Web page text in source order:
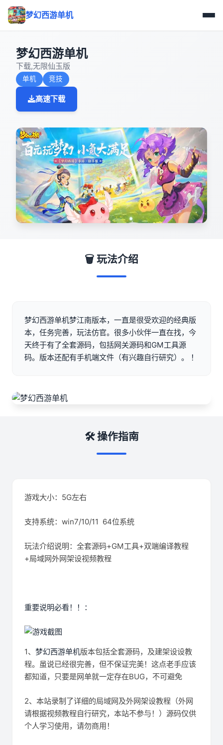
梦幻西游单机
梦幻西游单机
下载,无限仙玉版
单机 竞技
高速下载
🗑️ 玩法介绍
梦幻西游单机梦江南版本，一直是很受欢迎的经典版
本，任务完善，玩法仿官。很多小伙伴一直在找，今
天终于有了全套源码，包括网关源码和GM工具源
码。版本还配有手机端文件（有兴趣自行研究）。 ！
🛠️ 操作指南
游戏大小：5G左右
支持系统：win7/10/11 64位系统
玩法介绍说明：全套源码+GM工具+双端编译教程
+局域网外网架设视频教程
重要说明必看！！：
1、 梦幻西游单机版本包括全套源码，及建架设设教
程。虽说已经很完善，但不保证完美！这点老手应该
都知道，只要是网单就一定存在BUG，不可避免
2、本站录制了详细的局域网及外网架设教程（外网
请根据视频教程自行研究，本站不参与！）源码仅供
个人学习使用，请勿商用！